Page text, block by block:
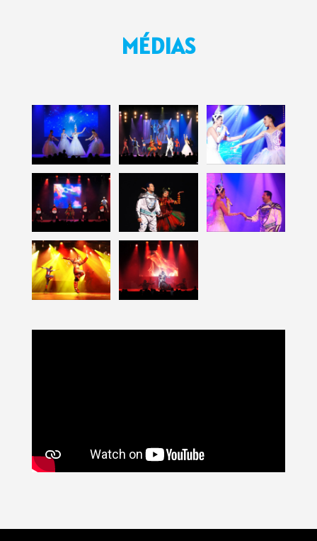
MÉDIAS